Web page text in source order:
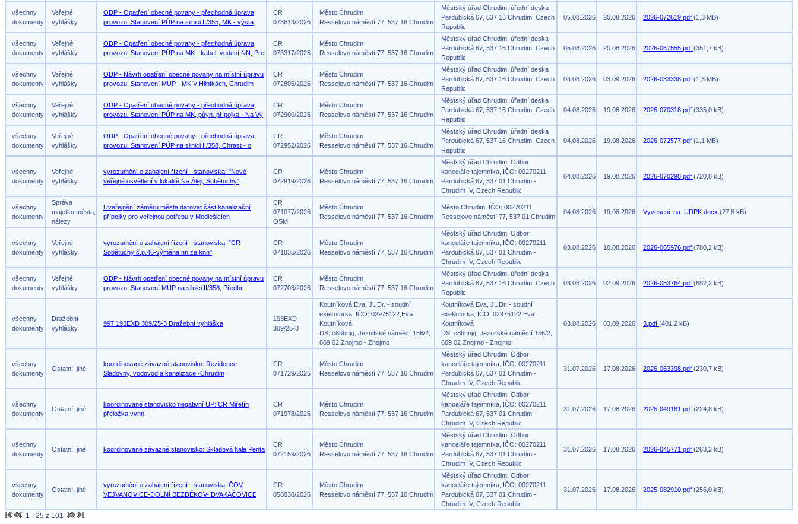
všechny
dokumenty
Veřejné
vyhlášky
ODP - Opatření obecné povahy - přechodná úprava
provozu: Stanovení PÚP na silnici II/355, MK - výsta
CR
073613/2026
Město Chrudim
Resselovo náměstí 77, 537 16 Chrudim
Městský úřad Chrudim, úřední deska
Pardubická 67, 537 16 Chrudim, Czech
Republic
05.08.2026 20.08.2026 2026-072619.pdf (1,3 MB)
všechny
dokumenty
Veřejné
vyhlášky
ODP - Opatření obecné povahy - přechodná úprava
provozu: Stanovení PÚP na MK - kabel. vedení NN, Pre
CR
073317/2026
Město Chrudim
Resselovo náměstí 77, 537 16 Chrudim
Městský úřad Chrudim, úřední deska
Pardubická 67, 537 16 Chrudim, Czech
Republic
05.08.2026 20.08.2026 2026-067555.pdf (351,7 kB)
všechny
dokumenty
Veřejné
vyhlášky
ODP - Návrh opatření obecné povahy na místní úpravu
provozu: Stanovení MÚP - MK V Hliníkách, Chrudim
CR
072805/2026
Město Chrudim
Resselovo náměstí 77, 537 16 Chrudim
Městský úřad Chrudim, úřední deska
Pardubická 67, 537 16 Chrudim, Czech
Republic
04.08.2026 03.09.2026 2026-033338.pdf (1,3 MB)
všechny
dokumenty
Veřejné
vyhlášky
ODP - Opatření obecné povahy - přechodná úprava
provozu: Stanovení PÚP na MK, půyn. přípojka - Na Vý
CR
072900/2026
Město Chrudim
Resselovo náměstí 77, 537 16 Chrudim
Městský úřad Chrudim, úřední deska
Pardubická 67, 537 16 Chrudim, Czech
Republic
04.08.2026 19.08.2026 2026-070318.pdf (335,0 kB)
všechny
dokumenty
Veřejné
vyhlášky
ODP - Opatření obecné povahy - přechodná úprava
provozu: Stanovení PÚP na silnici II/358, Chrast - o
CR
072952/2026
Město Chrudim
Resselovo náměstí 77, 537 16 Chrudim
Městský úřad Chrudim, úřední deska
Pardubická 67, 537 16 Chrudim, Czech
Republic
04.08.2026 19.08.2026 2026-072577.pdf (1,1 MB)
všechny
dokumenty
Veřejné
vyhlášky
vyrozumění o zahájení řízení - stanoviska: "Nové
veřejné osvětlení v lokalitě Na Áleji, Sobětuchy"
CR
072919/2026
Město Chrudim
Resselovo náměstí 77, 537 16 Chrudim
Městský úřad Chrudim, Odbor
kanceláře tajemníka, IČO: 00270211
Pardubická 67, 537 01 Chrudim -
Chrudim IV, Czech Republic
04.08.2026 19.08.2026 2026-070298.pdf (720,8 kB)
všechny
dokumenty
Správa
majetku města,
nálezy
Uveřejnění záměru města darovat část kanalizační
přípojky pro veřejnou potřebu v Medlešicích
CR
071077/2026
OSM
Město Chrudim
Resselovo náměstí 77, 537 16 Chrudim
Město Chrudim, IČO: 00270211
Resselovo náměstí 77, 537 01 Chrudim
04.08.2026 19.08.2026 Vyveseni_na_UDPK.docx (27,8 kB)
všechny
dokumenty
Veřejné
vyhlášky
vyrozumění o zahájení řízení - stanoviska: "CR
Sobětuchy č.p.46-výměna nn za knn"
CR
071835/2026
Město Chrudim
Resselovo náměstí 77, 537 16 Chrudim
Městský úřad Chrudim, Odbor
kanceláře tajemníka, IČO: 00270211
Pardubická 67, 537 01 Chrudim -
Chrudim IV, Czech Republic
03.08.2026 18.08.2026 2026-065976.pdf (780,2 kB)
všechny
dokumenty
Veřejné
vyhlášky
ODP - Návrh opatření obecné povahy na místní úpravu
provozu: Stanovení MÚP na silnici II/358, Předhr
CR
072703/2026
Město Chrudim
Resselovo náměstí 77, 537 16 Chrudim
Městský úřad Chrudim, úřední deska
Pardubická 67, 537 16 Chrudim, Czech
Republic
03.08.2026 02.09.2026 2026-053764.pdf (682,2 kB)
všechny
dokumenty
Dražební
vyhlášky
997 193EXD 309/25-3 Dražební vyhláška
193EXD
309/25-3
Koutníková Eva, JUDr. - soudní
exekutorka, IČO: 02975122,Eva
Koutníková
DS: c8hhnjq, Jezuitské náměstí 156/2,
669 02 Znojmo - Znojmo
Koutníková Eva, JUDr. - soudní
exekutorka, IČO: 02975122,Eva
Koutníková
DS: c8hhnjq, Jezuitské náměstí 156/2,
669 02 Znojmo - Znojmo
03.08.2026 03.09.2026 3.pdf (401,2 kB)
všechny
dokumenty
Ostatní, jiné
koordinované závazné stanovisko: Rezidence
Sladovny, vodovod a kanalizace -Chrudim
CR
071729/2026
Město Chrudim
Resselovo náměstí 77, 537 16 Chrudim
Městský úřad Chrudim, Odbor
kanceláře tajemníka, IČO: 00270211
Pardubická 67, 537 01 Chrudim -
Chrudim IV, Czech Republic
31.07.2026 17.08.2026 2026-063398.pdf (230,7 kB)
všechny
dokumenty
Ostatní, jiné
koordinované stanovisko negativní UP: CR Miřetín
přeložka vvnn
CR
071978/2026
Město Chrudim
Resselovo náměstí 77, 537 16 Chrudim
Městský úřad Chrudim, Odbor
kanceláře tajemníka, IČO: 00270211
Pardubická 67, 537 01 Chrudim -
Chrudim IV, Czech Republic
31.07.2026 17.08.2026 2026-049181.pdf (224,8 kB)
všechny
dokumenty
Ostatní, jiné koordinované závazné stanovisko: Skladová hala Penta
CR
072159/2026
Město Chrudim
Resselovo náměstí 77, 537 16 Chrudim
Městský úřad Chrudim, Odbor
kanceláře tajemníka, IČO: 00270211
Pardubická 67, 537 01 Chrudim -
Chrudim IV, Czech Republic
31.07.2026 17.08.2026 2026-045771.pdf (263,2 kB)
všechny
dokumenty
Ostatní, jiné
vyrozumění o zahájení řízení - stanoviska: ČOV
VEJVANOVICE-DOLNÍ BEZDĚKOV- DVAKAČOVICE
CR
058030/2026
Město Chrudim
Resselovo náměstí 77, 537 16 Chrudim
Městský úřad Chrudim, Odbor
kanceláře tajemníka, IČO: 00270211
Pardubická 67, 537 01 Chrudim -
Chrudim IV, Czech Republic
31.07.2026 17.08.2026 2025-082910.pdf (256,0 kB)
1 - 25 z 101